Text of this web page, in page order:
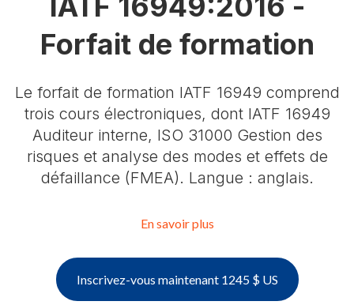
Forfait de formation
Le forfait de formation IATF 16949 comprend
trois cours électroniques, dont IATF 16949
Auditeur interne, ISO 31000 Gestion des
risques et analyse des modes et effets de
défaillance (FMEA). Langue : anglais.
En savoir plus
Inscrivez-vous maintenant 1245 $ US